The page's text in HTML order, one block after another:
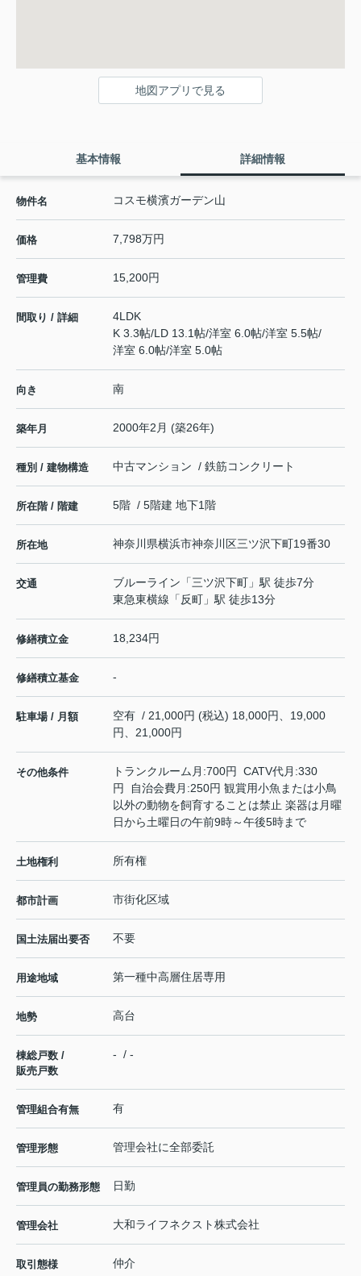
地図アプリで見る
基本情報 詳細情報
物件名 コスモ横濱ガーデン山
価格 7,798万円
管理費 15,200円
間取り / 詳細
4LDK
K 3.3帖/LD 13.1帖/洋室 6.0帖/洋室 5.5帖/
洋室 6.0帖/洋室 5.0帖
向き 南
築年月 2000年2月 (築26年)
種別 / 建物構造 中古マンション / 鉄筋コンクリート
所在階 / 階建 5階 / 5階建 地下1階
所在地 神奈川県横浜市神奈川区三ツ沢下町19番30
交通 ブルーライン 「三ツ沢下町 」駅 徒歩7分
東急東横線 「 反町 」駅 徒歩13分
修繕積立金 18,234円
修繕積立基金 -
駐車場 / 月額
空有 / 21,000円 (税込) 18,000円、19,000
円、21,000円
その他条件
トランクルーム月:700円 CATV代月:330
円 自治会費月:250円 観賞用小魚または小鳥
以外の動物を飼育することは禁止 楽器は月曜
日から土曜日の午前9時～午後5時まで
土地権利 所有権
都市計画 市街化区域
国土法届出要否 不要
用途地域 第一種中高層住居専用
地勢 高台
棟総戸数 /
販売戸数
- / -
管理組合有無 有
管理形態 管理会社に全部委託
管理員の勤務形態 日勤
管理会社 大和ライフネクスト株式会社
取引態様 仲介